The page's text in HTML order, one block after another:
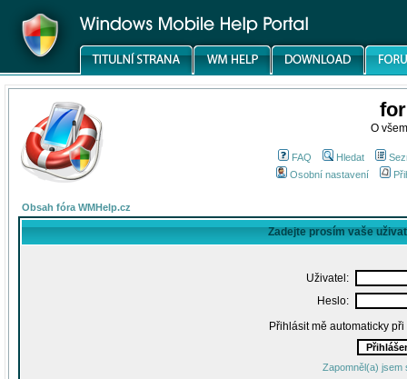
O
FAQ Hledat
Osobní nastavení
Obsah fóra WMHelp.cz
Zadejte prosím vaše
Uživatel:
Heslo:
Přihlásit mě automaticky
Zapomněl(a) jsem